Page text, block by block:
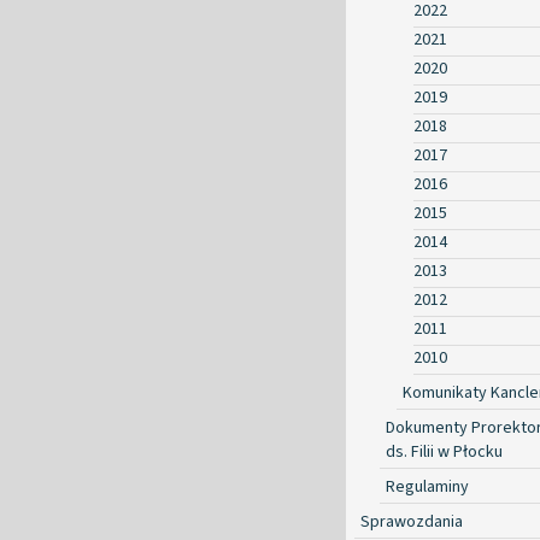
2022
2021
2020
2019
2018
2017
2016
2015
2014
2013
2012
2011
2010
Komunikaty
Dokumenty
ds. Filii w Płocku
Regulaminy
Sprawozdania